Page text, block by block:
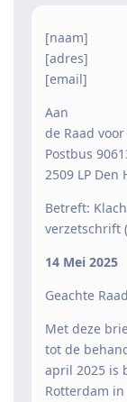
[naam]
[adres]
[email]
Aan
de Raad
Postbus
2509 LP Den
Betreft:
verzetschrift
14 Mei 2025
Geachte
Met deze
tot de
april 2025 is
Rotterdam